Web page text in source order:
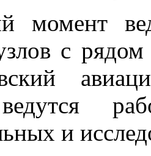
момент
с рядом
и